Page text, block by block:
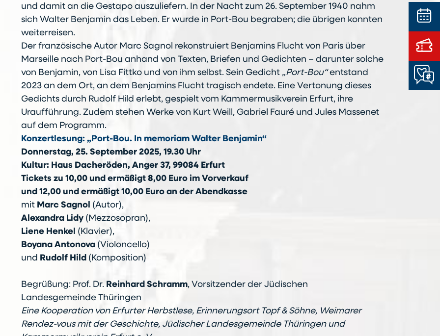
und damit an die Gestapo auszuliefern. In der Nacht zum 26. September 1940 nahm
sich Walter Benjamin das Leben. Er wurde in Port-Bou begraben; die übrigen konnten
weiterreisen.
Der französische Autor Marc Sagnol rekonstruiert Benjamins Flucht von Paris über
Marseille nach Port-Bou anhand von Texten, Briefen und Gedichten – darunter solche
von Benjamin, von Lisa Fittko und von ihm selbst. Sein Gedicht „Port-Bou“entstand
2023 an dem Ort, an dem Benjamins Flucht tragisch endete. Eine Vertonung dieses
Gedichts durch Rudolf Hild erlebt, gespielt vom Kammermusikverein Erfurt, ihre
Uraufführung. Zudem stehen Werke von Kurt Weill, Gabriel Fauré und Jules Massenet
auf dem Programm.
Konzertlesung: „Port-Bou. In memoriam Walter Benjamin“
Donnerstag, 25. September 2025, 19.30 Uhr
Kultur: Haus Dacheröden, Anger 37, 99084 Erfurt
Tickets zu 10,00 und ermäßigt 8,00 Euro im Vorverkauf
und 12,00 und ermäßigt 10,00 Euro an der Abendkasse
mit Marc Sagnol (Autor),
Alexandra Lidy (Mezzosopran),
Liene Henkel (Klavier),
Boyana Antonova (Violoncello)
und Rudolf Hild (Komposition)
Begrüßung: Prof. Dr. Reinhard Schramm, Vorsitzender der Jüdischen
Landesgemeinde Thüringen
Eine Kooperation von Erfurter Herbstlese, Erinnerungsort Topf & Söhne, Weimarer
Rendez-vous mit der Geschichte, Jüdischer Landesgemeinde Thüringen und